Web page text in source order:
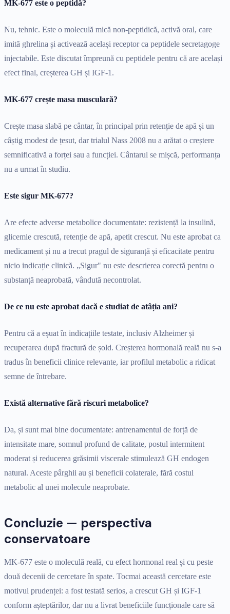
MK-677 este o peptidă?
Nu, tehnic. Este o moleculă mică non-peptidică, activă oral, care
imită ghrelina și activează același receptor ca peptidele secretagoge
injectabile. Este discutat împreună cu peptidele pentru că are același
efect final, creșterea GH și IGF-1.
MK-677 crește masa musculară?
Crește masa slabă pe cântar, în principal prin retenție de apă și un
câștig modest de țesut, dar trialul Nass 2008 nu a arătat o creștere
semnificativă a forței sau a funcției. Cântarul se mișcă, performanța
nu a urmat în studiu.
Este sigur MK-677?
Are efecte adverse metabolice documentate: rezistență la insulină,
glicemie crescută, retenție de apă, apetit crescut. Nu este aprobat ca
medicament și nu a trecut pragul de siguranță și eficacitate pentru
nicio indicație clinică. „Sigur" nu este descrierea corectă pentru o
substanță neaprobată, vândută necontrolat.
De ce nu este aprobat dacă e studiat de atâția ani?
Pentru că a eșuat în indicațiile testate, inclusiv Alzheimer și
recuperarea după fractură de șold. Creșterea hormonală reală nu s-a
tradus în beneficii clinice relevante, iar profilul metabolic a ridicat
semne de întrebare.
Există alternative fără riscuri metabolice?
Da, și sunt mai bine documentate: antrenamentul de forță de
intensitate mare, somnul profund de calitate, postul intermitent
moderat și reducerea grăsimii viscerale stimulează GH endogen
natural. Aceste pârghii au și beneficii colaterale, fără costul
metabolic al unei molecule neaprobate.
Concluzie — perspectiva
conservatoare
MK-677 este o moleculă reală, cu efect hormonal real și cu peste
două decenii de cercetare în spate. Tocmai această cercetare este
motivul prudenței: a fost testată serios, a crescut GH și IGF-1
conform așteptărilor, dar nu a livrat beneficiile funcționale care să